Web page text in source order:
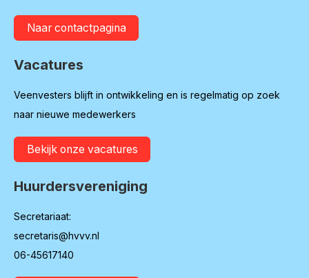
Naar contactpagina
Vacatures
Veenvesters blijft in ontwikkeling en is regelmatig op zoek
naar nieuwe medewerkers
Bekijk onze vacatures
Huurdersvereniging
Secretariaat:
secretaris@hvvv.nl
06-45617140